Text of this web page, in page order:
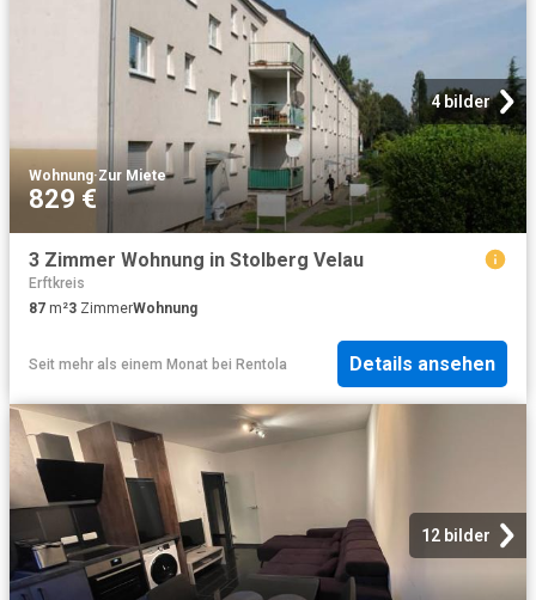
4 bilder
Wohnung·Zur Miete
829 €
3 Zimmer Wohnung in Stolberg Velau
Erftkreis
87 m²3 ZimmerWohnung
Seit mehr als einem Monat bei Rentola Details ansehen
12 bilder